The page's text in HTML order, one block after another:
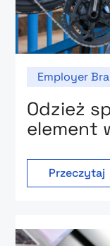
Employer
Odzież
element
Przeczytaj